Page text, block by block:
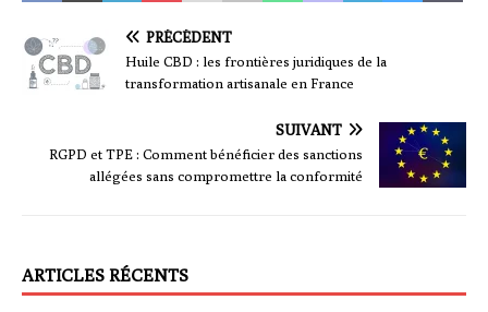
PRÉCÉDENT
Huile CBD : les frontières juridiques de la
transformation artisanale en France
SUIVANT
RGPD et TPE : Comment bénéficier des sanctions
allégées sans compromettre la conformité
ARTICLES RÉCENTS